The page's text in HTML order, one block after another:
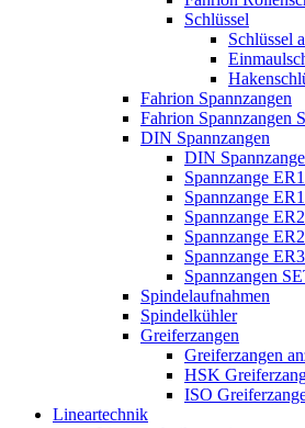
Schlüssel
Schlüssel
Fahrion Spannzangen
Fahrion Spannzangen
DIN Spannzangen
DIN
Spannzange
Spannzange
Spannzange
Spannzange
Spannzange
Spannzangen
Spindelaufnahmen
Spindelkühler
Greiferzangen
Greiferzangen
HSK
ISO
Lineartechnik